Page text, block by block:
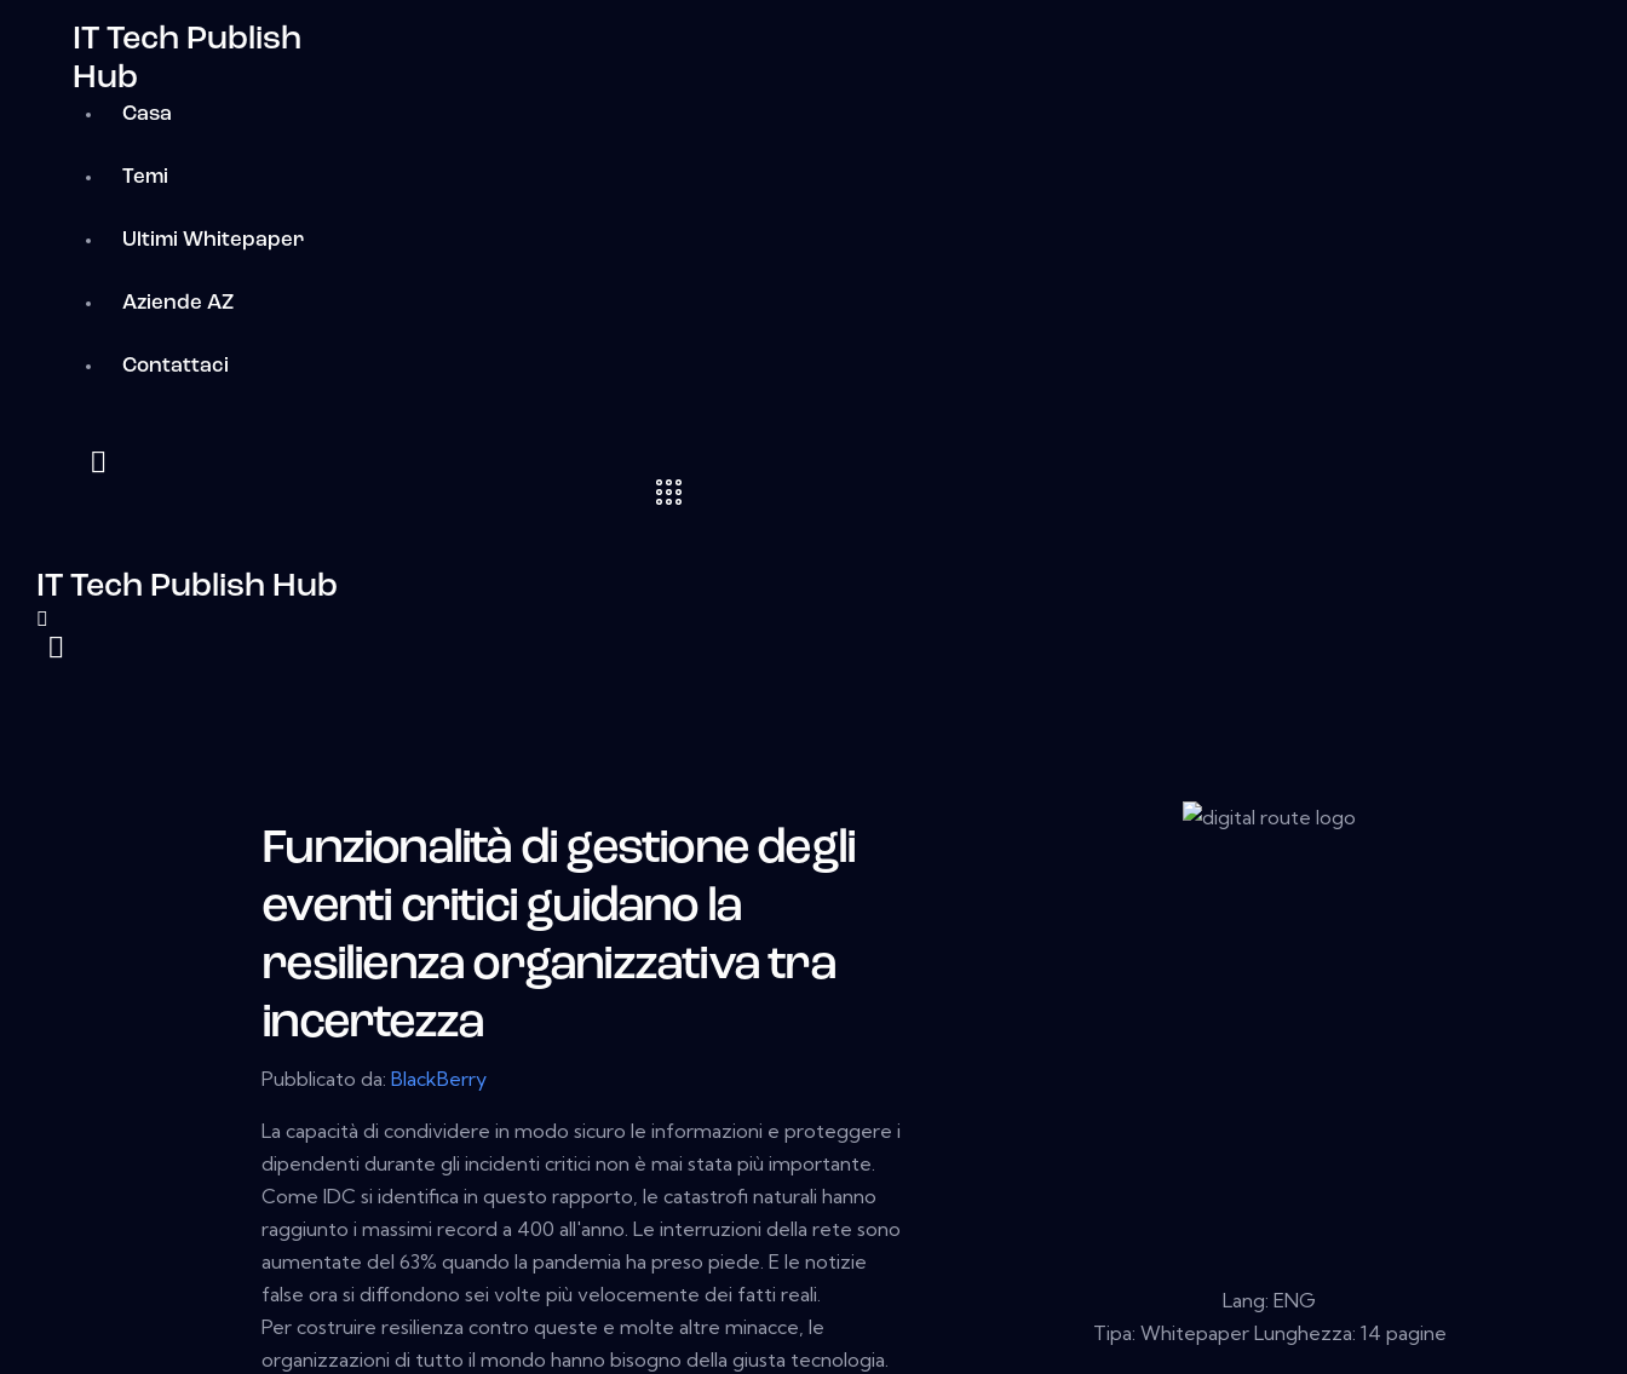
IT Tech Publish
Hub
Casa
Temi
Ultimi Whitepaper
Aziende AZ
Contattaci
IT Tech Publish Hub
Funzionalità di gestione degli
eventi critici guidano la
resilienza organizzativa tra
incertezza
Pubblicato da:BlackBerry
La capacità di condividere in modo sicuro le informazioni e proteggere i
dipendenti durante gli incidenti critici non è mai stata più importante.
Come IDC si identifica in questo rapporto, le catastrofi naturali hanno
raggiunto i massimi record a 400 all'anno. Le interruzioni della rete sono
aumentate del 63% quando la pandemia ha preso piede. E le notizie
false ora si diffondono sei volte più velocemente dei fatti reali.
Per costruire resilienza contro queste e molte altre minacce, le
organizzazioni di tutto il mondo hanno bisogno della giusta tecnologia.
Lang: ENG
Tipa: Whitepaper Lunghezza: 14 pagine